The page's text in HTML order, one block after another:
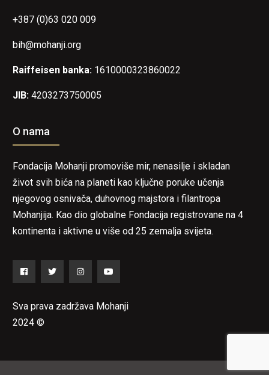
+387 (0)63 020 009
bih@mohanji.org
Raiffeisen banka: 1610000323860022
JIB: 4203273750005
O nama
Fondacija Mohanji promoviše mir, nenasilje i skladan
život svih bića na planeti kao ključne poruke učenja
njegovog osnivača, duhovnog majstora i filantropa
Mohanjija. Kao dio globalne Fondacija registrovane na 4
kontinenta i aktivne u više od 25 zemalja svijeta.
Sva prava zadržava Mohanji
2024 ©